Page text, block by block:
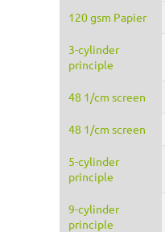
120 gsm Papier
3-cylinder
principle
48 1/cm screen
48 1/cm screen
5-cylinder
principle
9-cylinder
principle